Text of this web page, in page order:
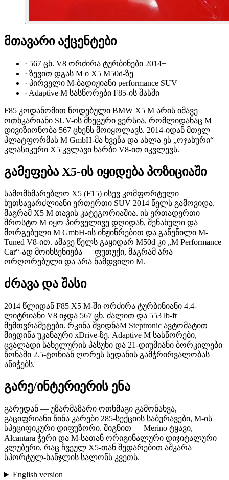
მთავარი აქცენტები
· 567 ცხ. V8 ორძირა ტურბინები 2014+
· ზევით დგას M ი X5 M50d-ზე
· პირველი M-ბადიჟიანი performance SUV
· Adaptive M სასწორები F85-ის შასში
F85 კოდანომით წოდებული BMW X5 M არის იმავე
ოთხკარიანი SUV-ის მხეცური ვერსია, რომლიდანაც M
დივიზიონობა 567 ცხენს მოიყოლავს. 2014-იდან მთელ
პლატფორმას M GmbH-მა ხვეწა და ახლა ეს „ოჯახური“
კლასიკური X5 კვლავი ხარბი V8-ით იკვლევს.
გამეფება X5-ის იყიდება პოზიციაში
სამომხმარებლო X5 (F15) ისევ კომფორტული
ხუთსავარძლიანი ერთერთი SUV 2014 წელს გამოვიდა,
მაგრამ X5 M თავის კატეგორიაშია. ის ერთადერთი
შროსტო M იყო პირველივე დღიდან, შენახული და
მორგებული M GmbH-ის ინჟინრებით და გაწეწილი M-
Tuned V8-ით. ამავე წელს გაყიდარ M50d კი „M Performance
Car“-ად მოიხსენიება — ფუთუქი, მაგრამ არა
ორღორებული და არა ნამდვილი M.
ძრავა და შასი
2014 წლიდან F85 X5 M-ში ორძირა ტურბინიანი 4.4-
ლიტრიანი V8 იჯდა 567 ცხ. ძალით და 553 lb-ft
მემთვრამეტები. რკინა შვიდნაM Steptronic ავტომატით
მიედინა უკანაური xDrive-ზე. Adaptive M სასწორები,
ცვალადი სახელურის პასუხი და 21-დიუმიანი ბორკილები
წონაში 2.5-ტონიან ღორეს სედანის გამჭრირვალობას
ანიჭებს.
გარე/ინტერიერის ენა
გარედან — უზარმაზარი ოთხმაგი გამონახვა,
გაციფრიანი წინა კარები 285-სექციის საბურავები, M-ის
სპეციფიკური დიფუზორი. შიგნით — Merino ტყავი,
Alcantara ჭერი და M-სათან ორიგინალური დიჯიტალური
კლუბერი, რაც ჩვეულ X5-თან შედარებით აშკარა
სპორტულ-ხანჯლის სალონს კვეთს.
English version